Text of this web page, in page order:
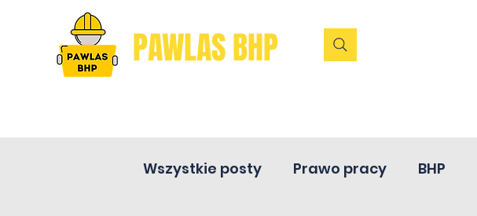
PAWLAS BHP
Wszystkie posty Prawo pracy BHP